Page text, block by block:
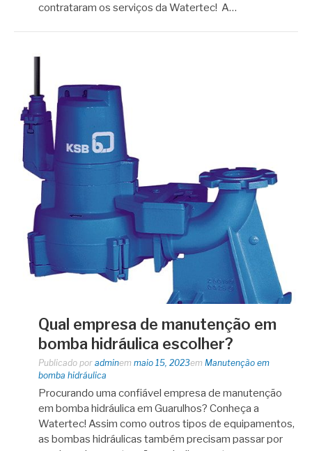
contrataram os serviços da Watertec! A…
Qual empresa de manutenção em
bomba hidráulica escolher?
Publicado por adminem maio 15, 2023em Manutenção em
bomba hidráulica
Procurando uma confiável empresa de manutenção
em bomba hidráulica em Guarulhos? Conheça a
Watertec! Assim como outros tipos de equipamentos,
as bombas hidráulicas também precisam passar por